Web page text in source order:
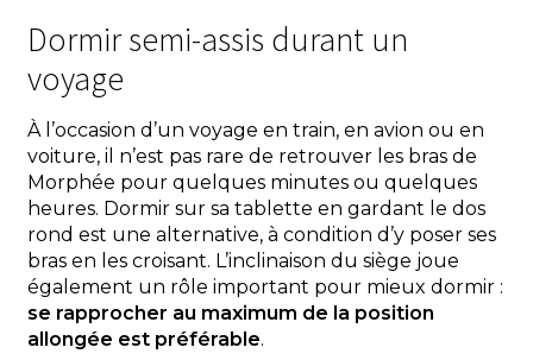
Dormir semi-assis durant un
voyage
À l’occasion d’un voyage en train, en avion ou en
voiture, il n’est pas rare de retrouver les bras de
Morphée pour quelques minutes ou quelques
heures. Dormir sur sa tablette en gardant le dos
rond est une alternative, à condition d’y poser ses
bras en les croisant. L’inclinaison du siège joue
également un rôle important pour mieux dormir :
se rapprocher au maximum de la position
allongée est préférable.